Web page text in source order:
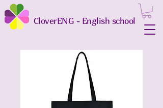
CloverENG - English school